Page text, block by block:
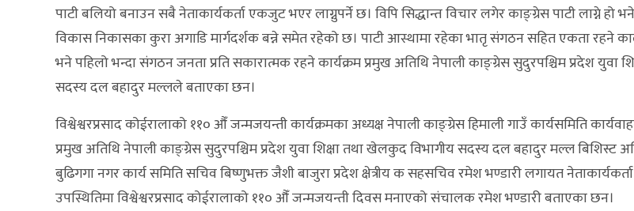
पाटी बलियो बनाउन सबै नेताकार्यकर्ता एकजुट भएर लाग्नुपर्ने छ। विपि सिद्धान्त विचार लगेर काङ्ग्रेस पाटी लाग्ने हो
विकास निकासका कुरा अगाडि मार्गदर्शक बन्ने समेत रहेको छ। पाटी आस्थामा रहेका भातृ संगठन सहित एकता रहने
भने पहिलो भन्दा संगठन जनता प्रति सकारात्मक रहने कार्यक्रम प्रमुख अतिथि नेपाली काङ्ग्रेस सुदुरपश्चिम प्रदेश युवा
सदस्य दल बहादुर मल्लले बताएका छन।
विश्वेश्वरप्रसाद कोईरालाको ११० औँ जन्मजयन्ती कार्यक्रमका अध्यक्ष नेपाली काङ्ग्रेस हिमाली गाउँ कार्यसमिति
प्रमुख अतिथि नेपाली काङ्ग्रेस सुदुरपश्चिम प्रदेश युवा शिक्षा तथा खेलकुद विभागीय सदस्य दल बहादुर मल्ल बिशिस्ट
बुढिगगा नगर कार्य समिति सचिव बिष्णुभक्त जैशी बाजुरा प्रदेश क्षेत्रीय क सहसचिव रमेश भण्डारी लगायत
उपस्थितिमा विश्वेश्वरप्रसाद कोईरालाको ११० औँ जन्मजयन्ती दिवस मनाएको संचालक रमेश भण्डारी बताएका छन।